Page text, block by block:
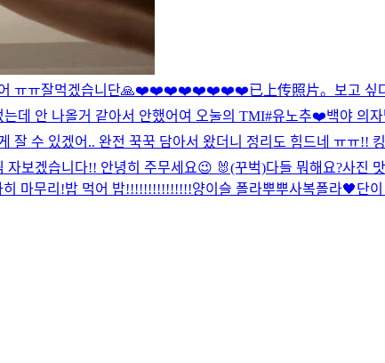
ㅠㅠ잘먹겠습니단🙏❤️❤️❤️❤️❤️❤️❤️❤️已上传照片。 보고 싶
데 안 나올거 같아서 안했어여 오눌의 TMI#유노추❤️백야 의
잘 수 있겠어.. 완전 꾹꾹 담아서 왔더니 정리도 힘드네 ㅠㅠ!!
자보겠습니다!! 안녕히 주무세요😉 🐰(꾸벅)다들 뭐해요?사진
히 마무리!밥 먹어 밥!!!!!!!!!!!!!!!양이슬 폴라뿌뿌사복폴라🖤단